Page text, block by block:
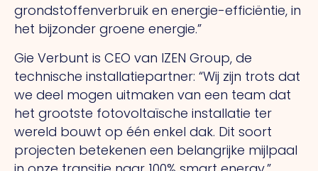
grondstoffenverbruik en energie-efficiëntie, in
het bijzonder groene energie.”
Gie Verbunt is CEO van IZEN Group, de
technische installatiepartner: “Wij zijn trots dat
we deel mogen uitmaken van een team dat
het grootste fotovoltaïsche installatie ter
wereld bouwt op één enkel dak. Dit soort
projecten betekenen een belangrijke mijlpaal